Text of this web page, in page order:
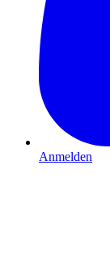
Anmelden